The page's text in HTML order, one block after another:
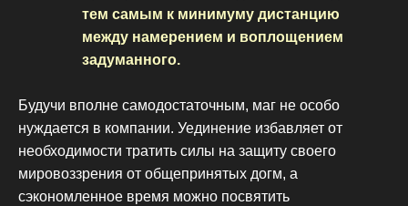
тем самым к минимуму дистанцию
между намерением и воплощением
задуманного.
Будучи вполне самодостаточным, маг не особо
нуждается в компании. Уединение избавляет от
необходимости тратить силы на защиту своего
мировоззрения от общепринятых догм, а
сэкономленное время можно посвятить